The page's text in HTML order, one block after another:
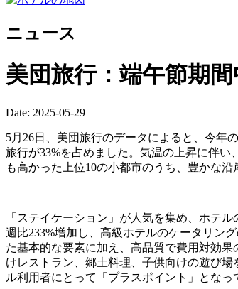
ニュース
美団旅行：端午節期
Date: 2025-05-29
5月26日、美団旅行のデータによると、今年
旅行が33%を占めました。気温の上昇に伴
も高かった上位10の小都市のうち、豊かな
「ステイケーション」が人気を集め、ホテ
週比233%増加し、高級ホテルのケータリン
た基本的な要素に加え、高品質で費用対効
けレストラン、郷土料理、子供向けの遊び
ル利用者にとって「プラスポイント」となっ